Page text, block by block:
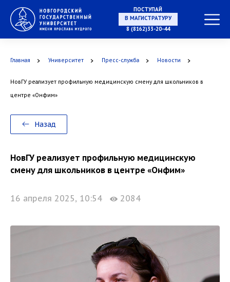
ПОСТУПАЙ
НА СПЕЦИАЛИТЕТ
В МАГИСТРАТУРУ
8 (8162)33-20-44
Главная Университет Пресс-служба Новости
НовГУ реализует профильную медицинскую смену для школьников в
центре «Онфим»
Назад
НовГУ реализует профильную медицинскую
смену для школьников в центре «Онфим»
16 апреля 2025, 10:54 2084